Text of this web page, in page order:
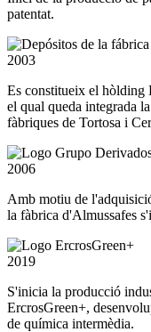
patentat.
2003
Es constitueix el hòlding
el qual queda integrada
fàbriques de Tortosa i
2006
Amb motiu de
la fàbrica d'Almussafes
2019
S'inicia la producció
ErcrosGreen+,
de química intermèdia.